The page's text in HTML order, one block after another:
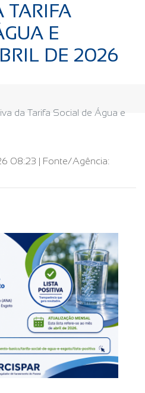
TARIFA
E
DE 2026
da Tarifa Social de Água e
08:23 | Fonte/Agência: